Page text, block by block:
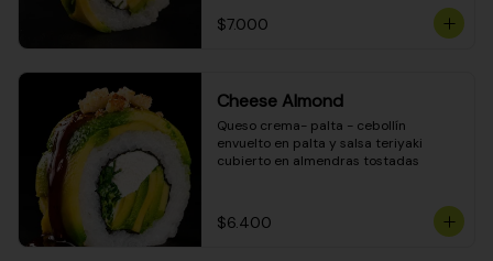
$7.000
Cheese Almond
Queso crema- palta - cebollín
envuelto en palta y salsa teriyaki
cubierto en almendras tostadas
$6.400